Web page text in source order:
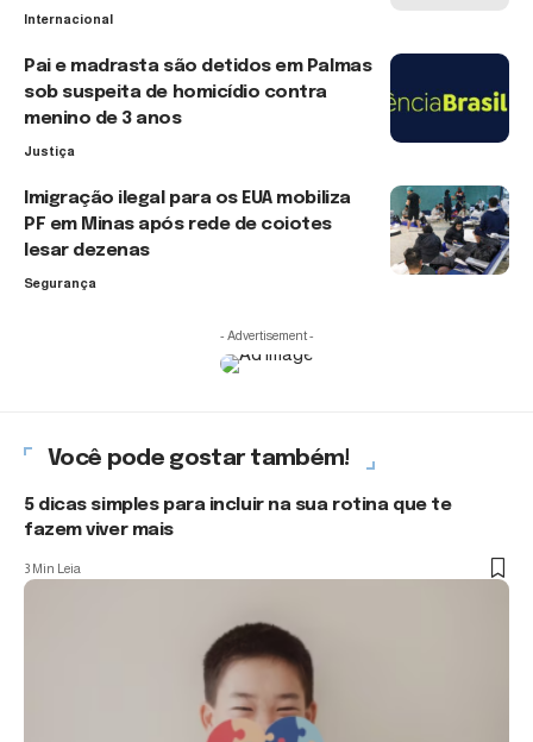
Internacional
Pai e madrasta são detidos em Palmas
sob suspeita de homicídio contra
menino de 3 anos
Justiça
Imigração ilegal para os EUA mobiliza
PF em Minas após rede de coiotes
lesar dezenas
Segurança
- Advertisement -
Você pode gostar também!
5 dicas simples para incluir na sua rotina que te
fazem viver mais
3 Min Leia